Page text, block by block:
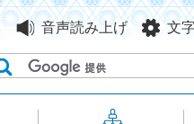
音声読み上げ 文